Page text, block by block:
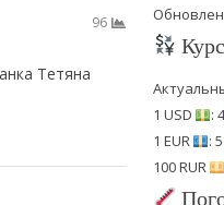
96
Тетяна
1 USD
:
1 EUR
:
100 RUR